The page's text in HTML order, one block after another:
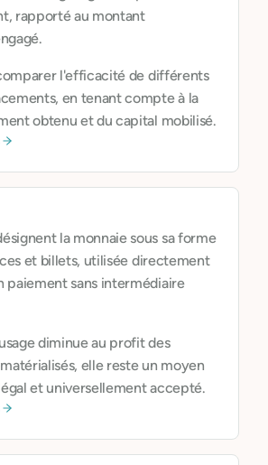
rapporté au montant
l'efficacité de différents
en tenant compte à la
obtenu et du capital mobilisé.
la monnaie sous sa forme
et billets, utilisée directement
paiement sans intermédiaire
diminue au profit des
elle reste un moyen
et universellement accepté.